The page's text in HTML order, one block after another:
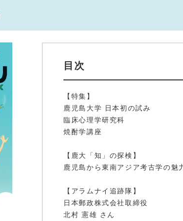
目次
【特集】
鹿児島大学 日本初の試み
臨床心理学研究科
焼酎学講座
【鹿大「知」の探検】
鹿児島から東南アジア考古学の魅
【アラムナイ追跡隊】
日本郵政株式会社取締役
北村 憲雄 さん